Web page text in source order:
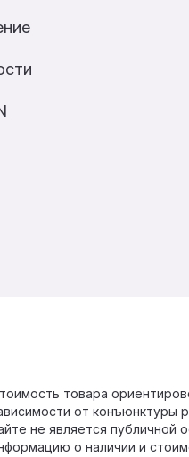
товара
от конъюнктуры
не является публичной
о наличии и